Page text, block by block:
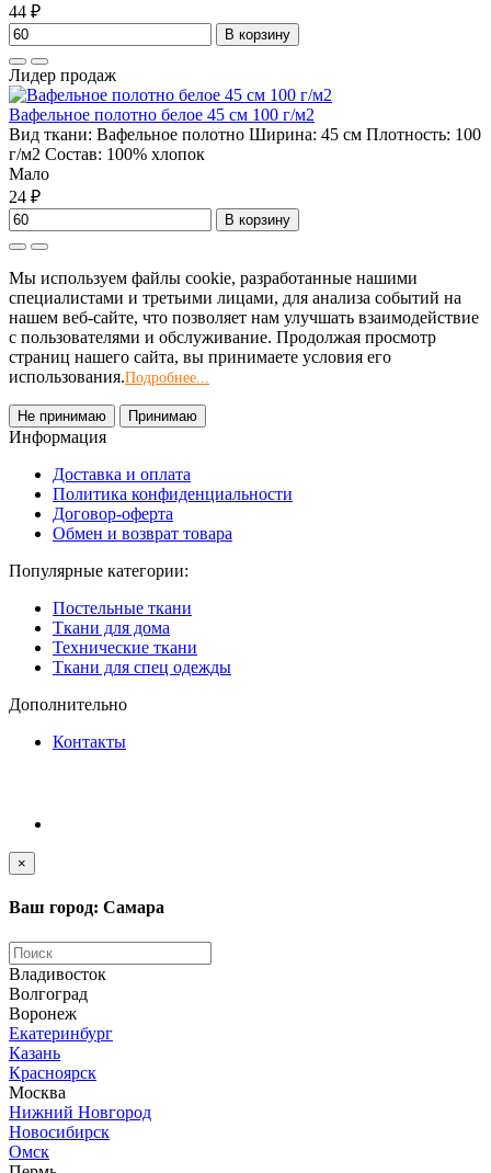
44 ₽
В корзину
Лидер продаж
Вафельное полотно белое 45 см 100 г/м2
Вид ткани: Вафельное полотно Ширина: 45 см Плотность: 100
г/м2 Состав: 100% хлопок
Мало
24 ₽
В корзину
Мы используем файлы cookie, разработанные нашими
специалистами и третьими лицами, для анализа событий на
нашем веб-сайте, что позволяет нам улучшать взаимодействие
с пользователями и обслуживание. Продолжая просмотр
страниц нашего сайта, вы принимаете условия его
использования.Подробнее...
Не принимаю Принимаю
Информация
Доставка и оплата
Политика конфиденциальности
Договор-оферта
Обмен и возврат товара
Популярные категории:
Постельные ткани
Ткани для дома
Технические ткани
Ткани для спец одежды
Дополнительно
Контакты
×
Ваш город: Самара
Владивосток
Волгоград
Воронеж
Екатеринбург
Казань
Красноярск
Москва
Нижний Новгород
Новосибирск
Омск